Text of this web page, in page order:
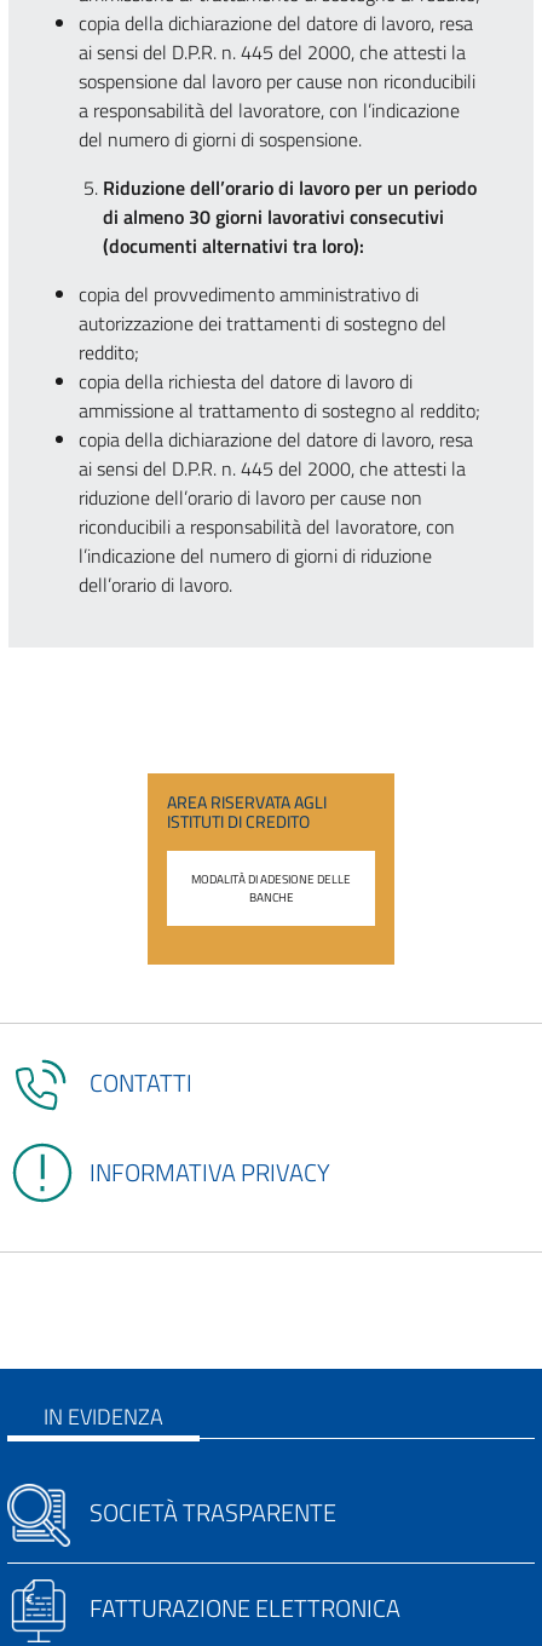
copia della dichiarazione del datore di lavoro, resa
ai sensi del D.P.R. n. 445 del 2000, che attesti la
sospensione dal lavoro per cause non riconducibili
a responsabilità del lavoratore, con l’indicazione
del numero di giorni di sospensione.
Riduzione dell’orario di lavoro per un periodo
di almeno 30 giorni lavorativi consecutivi
(documenti alternativi tra loro):
copia del provvedimento amministrativo di
autorizzazione dei trattamenti di sostegno del
reddito;
copia della richiesta del datore di lavoro di
ammissione al trattamento di sostegno al reddito;
copia della dichiarazione del datore di lavoro, resa
ai sensi del D.P.R. n. 445 del 2000, che attesti la
riduzione dell’orario di lavoro per cause non
riconducibili a responsabilità del lavoratore, con
l’indicazione del numero di giorni di riduzione
dell’orario di lavoro.
AREA RISERVATA AGLI
ISTITUTI DI CREDITO
MODALITÀ DI ADESIONE DELLE
BANCHE
CONTATTI
INFORMATIVA PRIVACY
IN EVIDENZA
SOCIETÀ TRASPARENTE
FATTURAZIONE ELETTRONICA